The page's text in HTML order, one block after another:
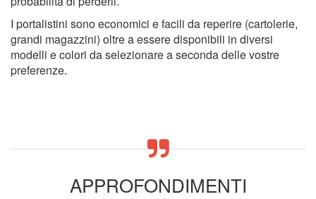
I portalistini sono economici e facili da reperire (cartolerie,
grandi magazzini) oltre a essere disponibili in diversi
modelli e colori da selezionare a seconda delle vostre
preferenze.
APPROFONDIMENTI